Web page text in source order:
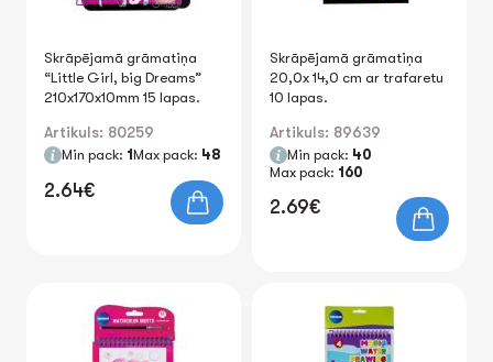
Skrāpējamā grāmatiņa
“Little Girl, big Dreams”
210x170x10mm 15 lapas.
Artikuls: 80259
Min pack: 1Max pack: 48
2.64€
Skrāpējamā grāmatiņa
20,0x 14,0 cm ar trafaretu
10 lapas.
Artikuls: 89639
Min pack: 40
Max pack: 160
2.69€